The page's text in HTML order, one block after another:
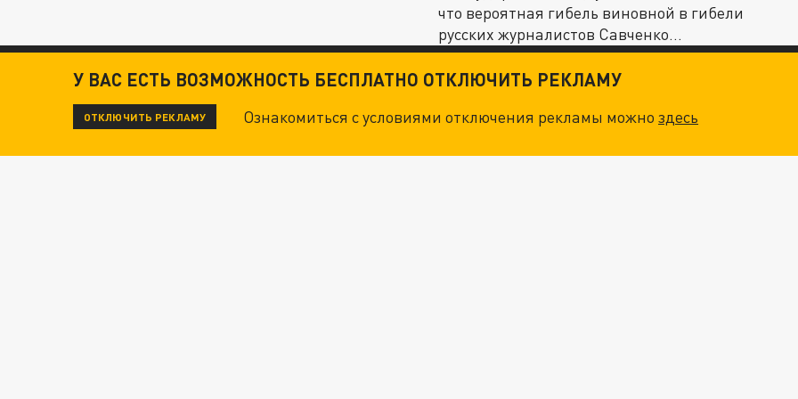
что вероятная гибель виновной в гибели
русских журналистов Савченко...
У ВАС ЕСТЬ ВОЗМОЖНОСТЬ БЕСПЛАТНО ОТКЛЮЧИТЬ РЕКЛАМУ
ОТКЛЮЧИТЬ РЕКЛАМУ Ознакомиться с условиями отключения рекламы можноздесь